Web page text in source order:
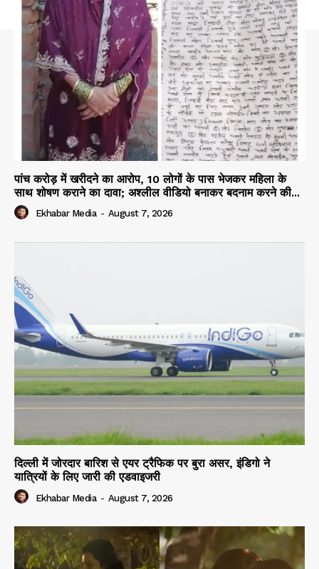
पांच करोड़ में खरीदने का आरोप, 10 लोगों के पास भेजकर महिला के
साथ शोषण कराने का दावा; अश्लील वीडियो बनाकर बदनाम करने की...
Ekhabar Media - August 7, 2026
दिल्ली में जोरदार बारिश से एयर ट्रैफिक पर बुरा असर, इंडिगो ने
यात्रियों के लिए जारी की एडवाइजरी
Ekhabar Media - August 7, 2026